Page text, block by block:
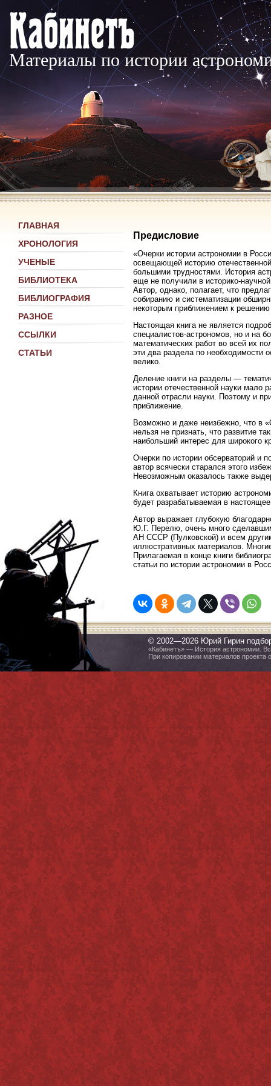
Материалы по истории
ГЛАВНАЯ
ХРОНОЛОГИЯ
УЧЕНЫЕ
БИБЛИОТЕКА
БИБЛИОГРАФИЯ
РАЗНОЕ
ССЫЛКИ
СТАТЬИ
Предисловие
«Очерки истории астрономии в
освещающей историю
большими трудностями. История
еще не получили в историко-
Автор, однако, полагает, что
собиранию и систематизации
некоторым приближением к решению
Настоящая книга не является
специалистов-астрономов, но и на
математических работ во всей их
эти два раздела по необходимости
велико.
Деление книги на разделы —
истории отечественной науки мало
данной отрасли науки. Поэтому и
приближение.
Возможно и даже неизбежно, что в
нельзя не признать, что развитие
наибольший интерес для широкого
Очерки по истории обсерваторий и
автор всячески старался этого
Невозможным оказалось также
Книга охватывает историю
будет разрабатываемая в
Автор выражает глубокую
Ю.Г. Перелю, очень много
АН СССР (Пулковской) и всем
иллюстративных материалов.
Прилагаемая в конце книги
статьи по истории астрономии в
© 2002—2026 Юрий Гирин
«Кабинетъ» — История астрономии.
При копировании материалов проекта